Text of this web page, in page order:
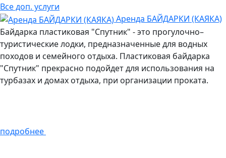
Все доп. услуги
Аренда БАЙДАРКИ (КАЯКА)
Байдарка пластиковая "Спутник" - это прогулочно–
туристические лодки, предназначенные для водных
походов и семейного отдыха. Пластиковая байдарка
"Спутник" прекрасно подойдет для использования на
турбазах и домах отдыха, при организации проката.
подробнее